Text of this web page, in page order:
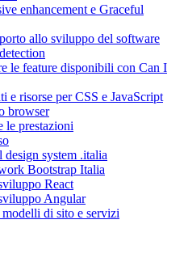
enhancement e Graceful
allo sviluppo del software
le feature disponibili con Can I
e risorse per CSS e JavaScript
browser
le prestazioni
system .italia
Bootstrap Italia
React
Angular
di sito e servizi